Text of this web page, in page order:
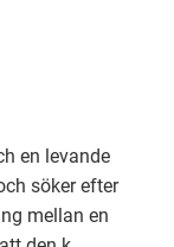
en levande
söker efter
mellan en